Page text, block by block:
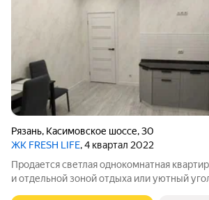
Рязань, Касимовское шоссе,30
ЖК FRESH LIFE, 4 квартал 2022
Продается светлая однокомнатная
и отдельной зоной отдыха или уютный